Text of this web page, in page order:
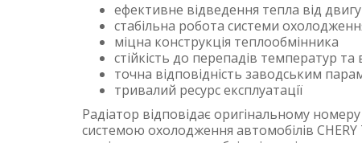
ефективне відведення тепла від
стабільна робота системи
міцна конструкція теплообмінника
стійкість до перепадів температур та
точна відповідність заводським
тривалий ресурс експлуатації
Радіатор відповідає оригінальному
системою охолодження автомобілів